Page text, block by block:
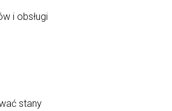
i obsługi
stany